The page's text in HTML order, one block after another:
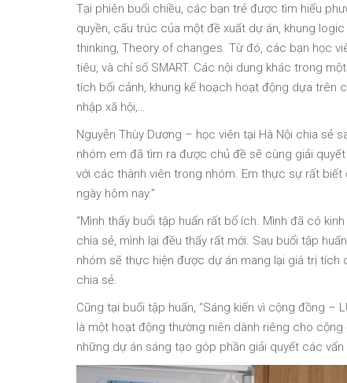
Tại phiên buổi chiều, các bạn trẻ được tìm hiểu
quyền, cấu trúc của một đề xuất dự án, khung
thinking, Theory of changes. Từ đó, các bạn học
tiêu, và chỉ số SMART. Các nội dung khác trong
tích bối cảnh, khung kế hoạch hoạt động dựa trên
nhập xã hội,…
Nguyễn Thùy Dương – học viên tại Hà Nội chia sẻ
nhóm em đã tìm ra được chủ đề sẽ cùng giải
với các thành viên trong nhóm. Em thực sự rất
ngày hôm nay.”
“Mình thấy buổi tập huấn rất bổ ích. Mình đã có
chia sẻ, mình lại đều thấy rất mới. Sau buổi tập
nhóm sẽ thực hiện được dự án mang lại giá trị tích
chia sẻ.
Cũng tại buổi tập huấn, “Sáng kiến vì cộng đồng –
là một hoạt động thường niên dành riêng cho
những dự án sáng tạo góp phần giải quyết các vấn